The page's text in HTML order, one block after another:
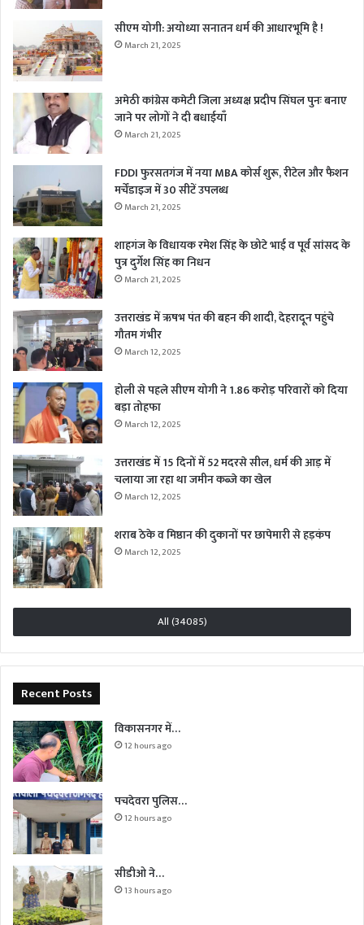
सीएम योगी: अयोध्या सनातन धर्म की आधारभूमि है !
March 21, 2025
अमेठी कांग्रेस कमेटी जिला अध्यक्ष प्रदीप सिंघल पुनः बनाए
जाने पर लोगों ने दी बधाईयाँ
March 21, 2025
FDDI फुरसतगंज में नया MBA कोर्स शुरू, रीटेल और फैशन
मर्चेंडाइज में 30 सीटें उपलब्ध
March 21, 2025
शाहगंज के विधायक रमेश सिंह के छोटे भाई व पूर्व सांसद के
पुत्र दुर्गेश सिंह का निधन
March 21, 2025
उत्तराखंड में ऋषभ पंत की बहन की शादी, देहरादून पहुंचे
गौतम गंभीर
March 12, 2025
होली से पहले सीएम योगी ने 1.86 करोड़ परिवारों को दिया
बड़ा तोहफा
March 12, 2025
उत्तराखंड में 15 दिनों में 52 मदरसे सील, धर्म की आड़ में
चलाया जा रहा था जमीन कब्जे का खेल
March 12, 2025
शराब ठेके व मिष्ठान की दुकानों पर छापेमारी से हड़कंप
March 12, 2025
All (34085)
Recent Posts
विकासनगर में…
12 hours ago
पचदेवरा पुलिस…
12 hours ago
सीडीओ ने…
13 hours ago